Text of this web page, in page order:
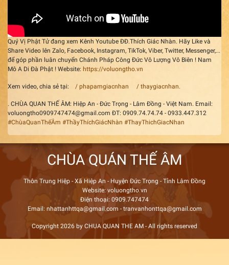
Quý Vị Phật Tử đang xem Kênh Youtube ĐĐ.Thích Giác Nhàn. Hãy Like và
Share Video lên Zalo, Facebook, Instagram, TikTok, Viber, Twitter, Messenger,...
để góp phần luân chuyển Chánh Pháp Công Đức Vô Lượng Vô Biên ! Nam
Mô A Di Đà Phật ! Website: https://voluongtho.vn
Xem video, chia sẻ tại: / phapamgiacnhan / thaygiacnhan.
. CHÙA QUAN THẾ ÂM: Hiệp An - Đức Trọng - Lâm Đồng - Việt Nam. Email:
voluongtho0909747474@gmail.com ĐT: 0909.74.74.74 - 0933.447.312
#ChùaQuanThếÂm #ThầyThíchGiácNhàn #ThayThichGiacNhan
CHÙA QUÁN THẾ ÂM
Thôn Trung Hiệp - Xã Hiệp An - Huyện Đức Trọng - Tỉnh Lâm Đồng
Website: voluongtho.vn
Điện thoại: 0909.747474
Email: nhattanhttqa@gmail.com - tranvanhonttqa@gmail.com
Copyright 2026 by CHUA QUAN THE AM - All rights reserved